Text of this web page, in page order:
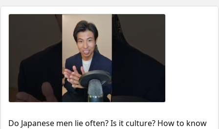
Do Japanese men lie often? Is it culture? How to know